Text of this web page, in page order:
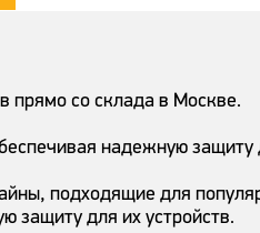
прямо со склада в Москве.
надежную
подходящие для
защиту для их устройств.